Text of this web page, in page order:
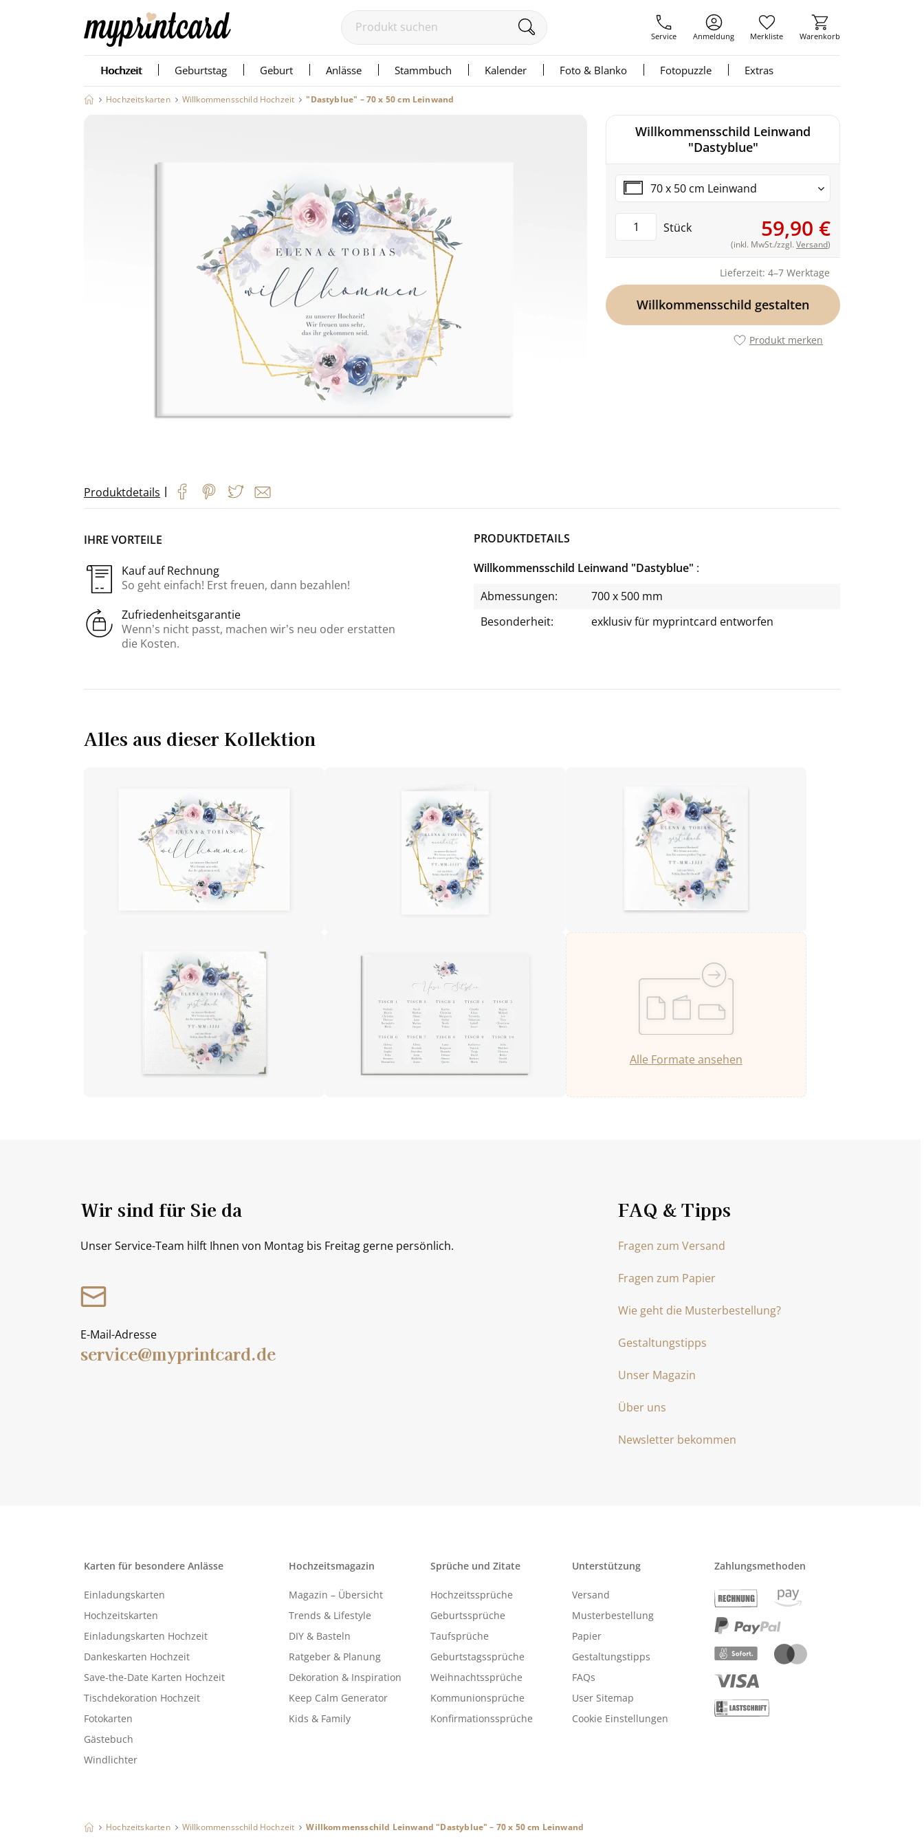
Service Anmeldung Merkliste Warenkorb
Hochzeit Geburtstag Geburt Anlässe Stammbuch Kalender Foto & Blanko Fotopuzzle Extras
Hochzeitskarten Willkommensschild Hochzeit "Dastyblue" – 70 x 50 cm Leinwand
Willkommensschild Leinwand
"Dastyblue"
70 x 50 cm Leinwand
Stück 59,90 €
(inkl. MwSt./zzgl. Versand)
Lieferzeit: 4–7 Werktage
Willkommensschild gestalten
Produkt merken
Produktdetails |
IHRE VORTEILE
Kauf auf Rechnung
So geht einfach! Erst freuen, dann bezahlen!
Zufriedenheitsgarantie
Wenn’s nicht passt, machen wir’s neu oder erstatten
die Kosten.
PRODUKTDETAILS
Willkommensschild Leinwand "Dastyblue"
Abmessungen:
700 x 500 mm
Besonderheit:
exklusiv für myprintcard entworfen
Alles aus dieser Kollektion
Alle Formate ansehen
FAQ & Tipps
Fragen zum Versand
Fragen zum Papier
Wie geht die Musterbestellung?
Gestaltungstipps
Unser Magazin
Über uns
Newsletter bekommen
Wir sind für Sie da
Unser Service-Team hilft Ihnen von Montag bis Freitag gerne persönlich.
E-Mail-Adresse
service@myprintcard.de
Karten für besondere Anlässe
Einladungskarten
Hochzeitskarten
Einladungskarten Hochzeit
Dankeskarten Hochzeit
Save-the-Date Karten Hochzeit
Tischdekoration Hochzeit
Fotokarten
Gästebuch
Windlichter
Hochzeitsmagazin
Magazin – Übersicht
Trends & Lifestyle
DIY & Basteln
Ratgeber & Planung
Dekoration & Inspiration
Keep Calm Generator
Kids & Family
Sprüche und Zitate
Hochzeitssprüche
Geburtssprüche
Taufsprüche
Geburtstagssprüche
Weihnachtssprüche
Kommunionsprüche
Konfirmationssprüche
Unterstützung
Versand
Musterbestellung
Papier
Gestaltungstipps
FAQs
User Sitemap
Cookie Einstellungen
Zahlungsmethoden
Hochzeitskarten Willkommensschild Hochzeit Willkommensschild Leinwand "Dastyblue" – 70 x 50 cm Leinwand